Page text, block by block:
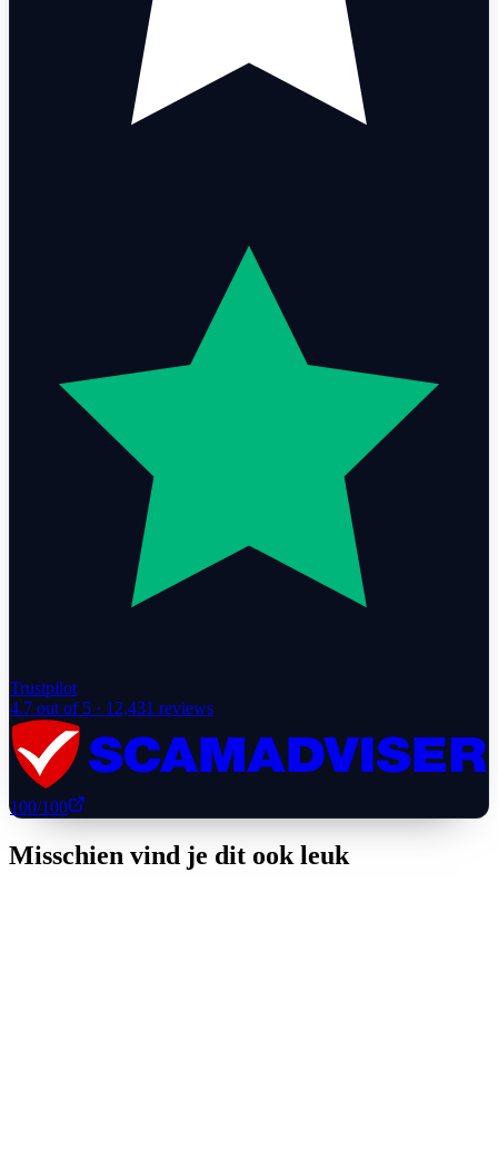
Trustpilot
4.7 out of 5 · 12,431 reviews
100/100
Misschien vind je dit ook leuk